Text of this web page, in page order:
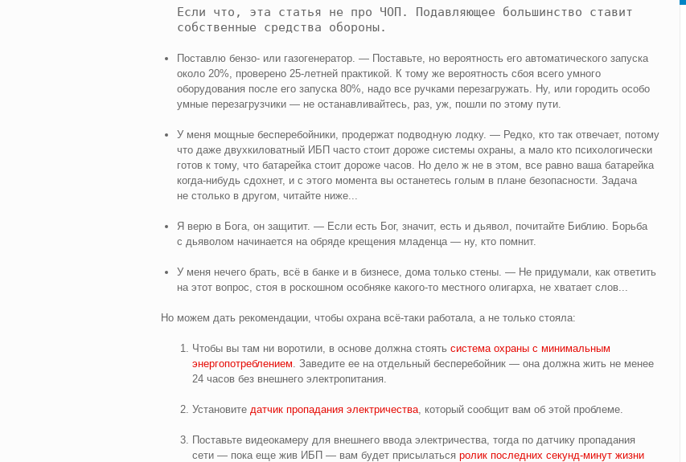
Если что, эта статья не про ЧОП. Подавляющее большинство ставит
собственные средства обороны.
Поставлю бензо‑ или газогенератор. — Поставьте, но вероятность его автоматического запуска
около 20%, проверено 25-летней практикой. К тому же вероятность сбоя всего умного
оборудования после его запуска 80%, надо все ручками перезагружать. Ну, или городить особо
умные перезагрузчики — не останавливайтесь, раз, уж, пошли по этому пути.
У меня мощные бесперебойники, продержат подводную лодку. — Редко, кто так отвечает, потому
что даже двухкиловатный ИБП часто стоит дороже системы охраны, а мало кто психологически
готов к тому, что батарейка стоит дороже часов. Но дело ж не в этом, все равно ваша батарейка
когда‑нибудь сдохнет, и с этого момента вы останетесь голым в плане безопасности. Задача
не столько в другом, читайте ниже...
Я верю в Бога, он защитит. — Если есть Бог, значит, есть и дьявол, почитайте Библию. Борьба
с дьяволом начинается на обряде крещения младенца — ну, кто помнит.
У меня нечего брать, всё в банке и в бизнесе, дома только стены. — Не придумали, как ответить
на этот вопрос, стоя в роскошном особняке какого‑то местного олигарха, не хватает слов...
Но можем дать рекомендации, чтобы охрана всё‑таки работала, а не только стояла:
Чтобы вы там ни воротили, в основе должна стоять система охраны с минимальным
энергопотреблением . Заведите ее на отдельный бесперебойник — она должна жить не менее
24 часов без внешнего электропитания.
Установите датчик пропадания электричества, который сообщит вам об этой проблеме.
Поставьте видеокамеру для внешнего ввода электричества, тогда по датчику пропадания
сети — пока еще жив ИБП — вам будет присылаться ролик последних секунд‑минут жизни